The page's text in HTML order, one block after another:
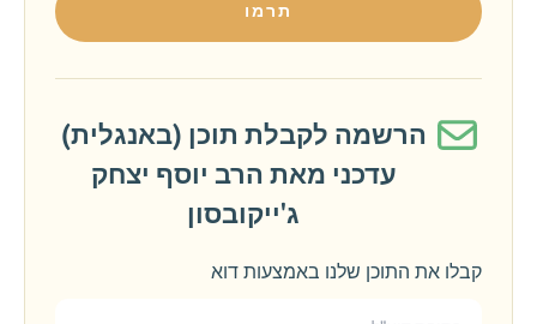
תרמו
הרשמה לקבלת תוכן (באנגלית)
עדכני מאת הרב יוסף יצחק
ג'ייקובסון
קבלו את התוכן שלנו באמצעות דוא